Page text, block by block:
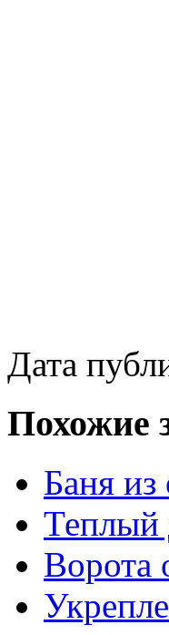
Дата
Похожие
Баня из
Теплый
Ворота